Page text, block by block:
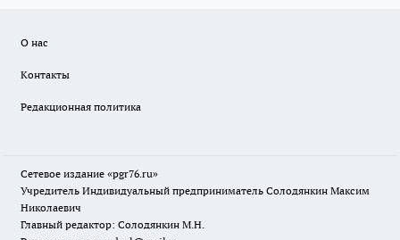
О нас
Контакты
Редакционная политика
Сетевое издание «pgr76.ru»
Учредитель Индивидуальный предприниматель Солодянкин Максим
Николаевич
Главный редактор: Солодянкин М.Н.